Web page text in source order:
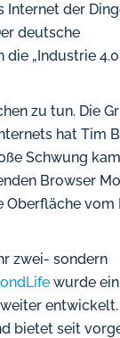
der
deutsche
„Industrie
zu tun. Die
hat Tim
Schwung
Browser
vom
zwei- sondern
wurde
entwickelt.
bietet seit